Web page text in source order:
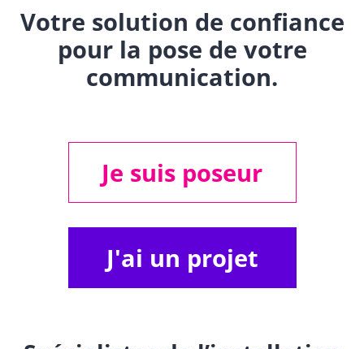
Votre solution de confiance
pour la pose de votre
communication.
Je suis poseur
J'ai un projet